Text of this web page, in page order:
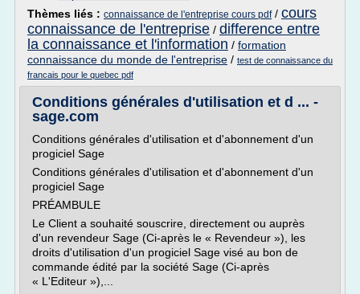
Thèmes liés : connaissance de l'entreprise cours pdf/ cours
connaissance de l'entreprise / difference entre
la connaissance et l'information / formation
connaissance du monde de l'entreprise / test de connaissance du
francais pour le quebec pdf
Conditions générales d'utilisation et d ... -
sage.com
Conditions générales d'utilisation et d'abonnement d'un
progiciel Sage
Conditions générales d'utilisation et d'abonnement d'un
progiciel Sage
PRÉAMBULE
Le Client a souhaité souscrire, directement ou auprès
d'un revendeur Sage (Ci-après le « Revendeur »), les
droits d'utilisation d'un progiciel Sage visé au bon de
commande édité par la société Sage (Ci-après
« L'Editeur »),...